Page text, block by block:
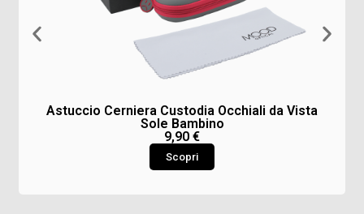
Astuccio Cerniera Custodia Occhiali da Vista
Sole Bambino
9,90 €
Scopri